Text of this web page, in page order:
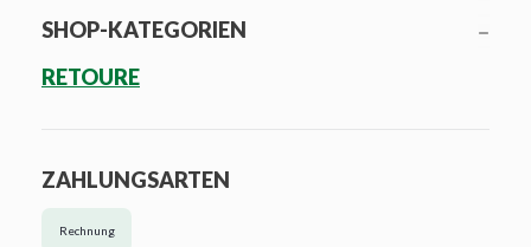
SHOP-KATEGORIEN
RETOURE
ZAHLUNGSARTEN
Rechnung